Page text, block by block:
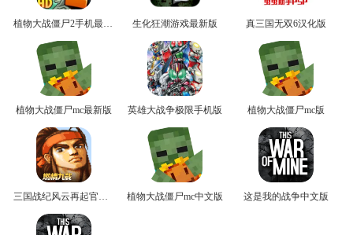
植物大战僵尸2手机最新版 生化狂潮游戏最新版 真三国无双6汉化版
植物大战僵尸mc最新版 英雄大战争极限手机版 植物大战僵尸mc版
三国战纪风云再起官方版 植物大战僵尸mc中文版 这是我的战争中文版